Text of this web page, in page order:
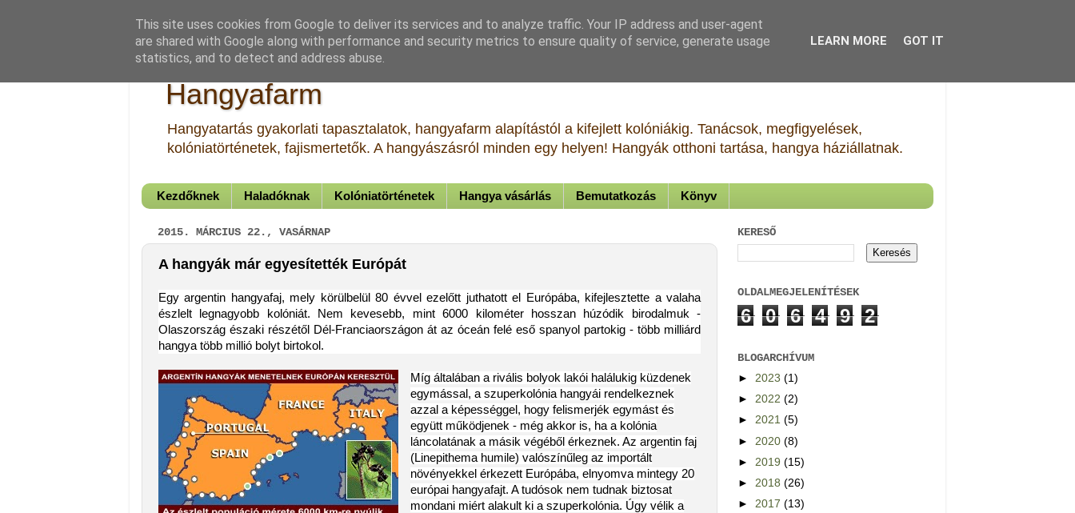
Hangyafarm
Hangyatartás gyakorlati tapasztalatok, hangyafarm alapítástól a kifejlett kolóniákig. Tanácsok, megfigyelések,
kolóniatörténetek, fajismertetők. A hangyászásról minden egy helyen! Hangyák otthoni tartása, hangya háziállatnak.
Kezdőknek Haladóknak Kolóniatörténetek Hangya vásárlás Bemutatkozás Könyv
2015. MÁRCIUS 22., VASÁRNAP
A hangyák már egyesítették Európát
Egy argentin hangyafaj, mely körülbelül 80 évvel ezelőtt juthatott el Európába, kifejlesztette a valaha
észlelt legnagyobb kolóniát. Nem kevesebb, mint 6000 kilométer hosszan húzódik birodalmuk -
Olaszország északi részétől Dél-Franciaországon át az óceán felé eső spanyol partokig - több milliárd
hangya több millió bolyt birtokol.
Míg általában a rivális bolyok lakói halálukig küzdenek
egymással, a szuperkolónia hangyái rendelkeznek
azzal a képességgel, hogy felismerjék egymást és
együtt működjenek - még akkor is, ha a kolónia
láncolatának a másik végéből érkeznek. Az argentin faj
(Linepithema humile) valószínűleg az importált
növényekkel érkezett Európába, elnyomva mintegy 20
európai hangyafajt. A tudósok nem tudnak biztosat
mondani miért alakult ki a szuperkolónia. Úgy vélik a
KERESŐ
OLDALMEGJELENÍTÉSEK
6 0 6 4 9 2
BLOGARCHÍVUM
► 2023 (1)
► 2022 (2)
► 2021 (5)
► 2020 (8)
► 2019 (15)
► 2018 (26)
► 2017 (13)
This site uses cookies from Google to deliver its services and to analyze traffic. Your IP address and user-agent
are shared with Google along with performance and security metrics to ensure quality of service, generate usage
statistics, and to detect and address abuse.
LEARN MORE GOT IT